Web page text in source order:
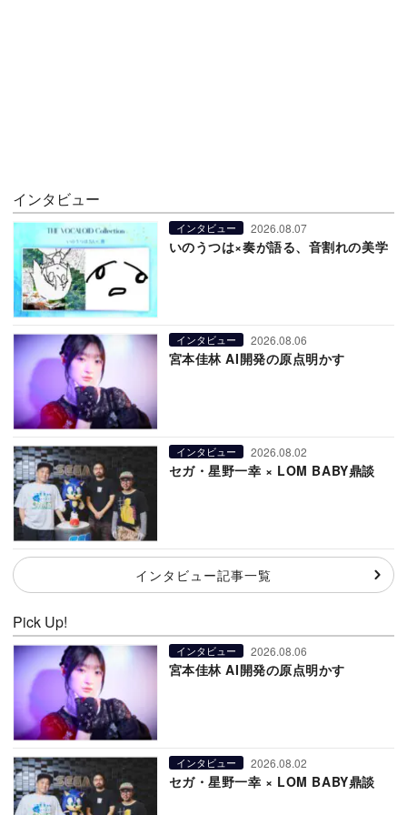
インタビュー
インタビュー 2026.08.07
いのうつは×奏が語る、音割れの美学
インタビュー 2026.08.06
宮本佳林 AI開発の原点明かす
インタビュー 2026.08.02
セガ・星野一幸 × LOM BABY鼎談
インタビュー記事一覧
Pick Up!
インタビュー 2026.08.06
宮本佳林 AI開発の原点明かす
インタビュー 2026.08.02
セガ・星野一幸 × LOM BABY鼎談